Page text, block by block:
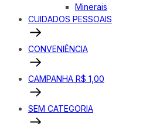
Minerais
CUIDADOS PESSOAIS
CONVENIÊNCIA
CAMPANHA R$ 1,00
SEM CATEGORIA